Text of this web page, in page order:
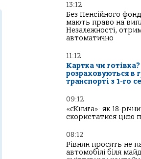
13:12
Без Пенсійного
мають право на
Незалежності,
автоматично
11:12
Картка чи
розраховуються в
транспорті з 1-го
09:12
«єКнига»: як 18-
скористатися цією
08:12
Рівнян просять не
автомобілі біля